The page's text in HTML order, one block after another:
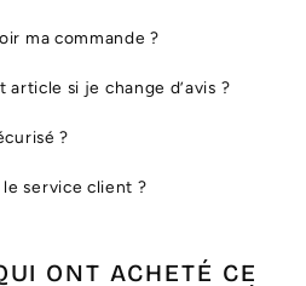
ma commande ?
si je change d’avis ?
?
service client ?
ONT ACHETÉ CE